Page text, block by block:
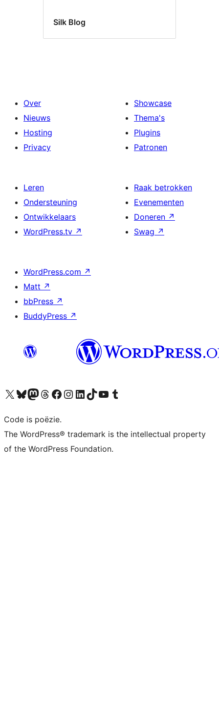
Silk Blog
Over
Nieuws
Hosting
Privacy
Showcase
Thema's
Plugins
Patronen
Leren
Ondersteuning
Ontwikkelaars
WordPress.tv ↗
Raak betrokken
Evenementen
Doneren ↗
Swag ↗
WordPress.com ↗
Matt ↗
bbPress ↗
BuddyPress ↗
Bezoek ons X (voorheen Twitter) account
Bezoek ons Bluesky account
Bezoek ons Mastodon account
Bezoek ons Threads account
Onze Facebook pagina bezoeken
Bezoek ons Instagram account
Bezoek ons LinkedIn account
Bezoek ons TikTok account
Bezoek ons YouTube kanaalBezoek ons Tumblr account
Code is poëzie.
The WordPress® trademark is the intellectual property
of the WordPress Foundation.